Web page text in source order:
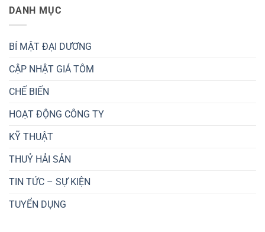
DANH MỤC
BÍ MẬT ĐẠI DƯƠNG
CẬP NHẬT GIÁ TÔM
CHẾ BIẾN
HOẠT ĐỘNG CÔNG TY
KỸ THUẬT
THUỶ HẢI SẢN
TIN TỨC – SỰ KIỆN
TUYỂN DỤNG